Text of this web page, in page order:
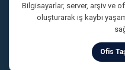
Bilgisayarlar, server, arşiv ve
oluşturarak iş kaybı
Ofis